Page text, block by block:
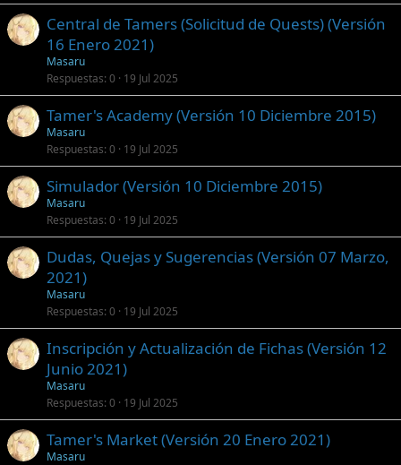
Central de Tamers (Solicitud de Quests) (Versión
16 Enero 2021)
Masaru
Respuestas 0 19 Jul 2025
Tamer's Academy (Versión 10 Diciembre 2015)
Masaru
Respuestas 0 19 Jul 2025
Simulador (Versión 10 Diciembre 2015)
Masaru
Respuestas 0 19 Jul 2025
Dudas, Quejas y Sugerencias (Versión 07 Marzo,
2021)
Masaru
Respuestas 0 19 Jul 2025
Inscripción y Actualización de Fichas (Versión 12
Junio 2021)
Masaru
Respuestas 0 19 Jul 2025
Tamer's Market (Versión 20 Enero 2021)
Masaru